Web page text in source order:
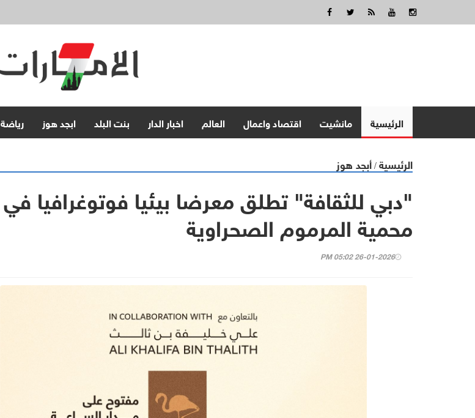
الرئيسية مانشيت اقتصاد واعمال العالم اخبار الدار بنت البلد ابجد هوز رياضة
الرئيسية / أبجد هوز
"دبي للثقافة" تطلق معرضا بيئيا فوتوغرافيا في
محمية المرموم الصحراوية
26-01-2026 05:02 PM